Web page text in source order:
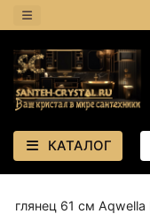
КАТАЛОГ
глянец 61 см Aqwella